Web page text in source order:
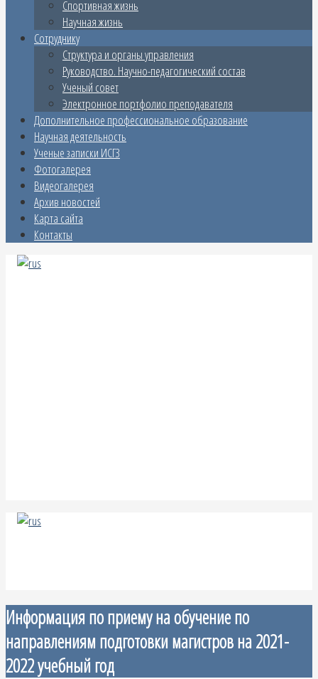
Спортивная жизнь
Научная жизнь
Сотруднику
Структура и органы управления
Руководство. Научно-педагогический состав
Ученый совет
Электронное портфолио преподавателя
Дополнительное профессиональное образование
Научная деятельность
Ученые записки ИСГЗ
Фотогалерея
Видеогалерея
Архив новостей
Карта сайта
Контакты
Информация по приему на обучение по
направлениям подготовки магистров на 2021-
2022 учебный год